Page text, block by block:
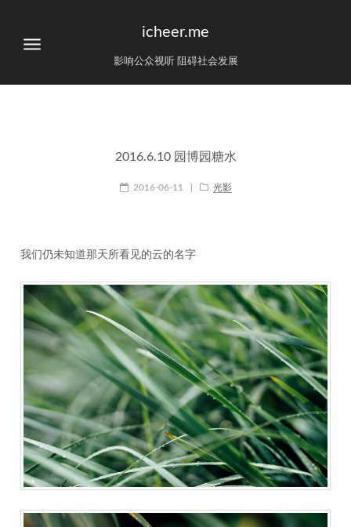
icheer.me
影响公众视听 阻碍社会发展
2016.6.10 园博园糖水
2016-06-11 光影
我们仍未知道那天所看见的云的名字